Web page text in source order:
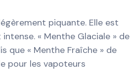
piquante. Elle est
« Menthe Glaciale » de
que « Menthe Fraîche » de
pour les vapoteurs